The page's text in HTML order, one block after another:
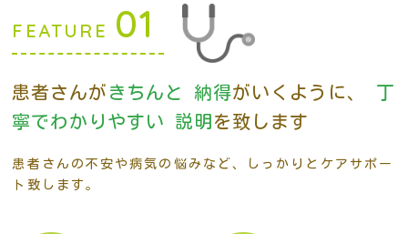
FEATURE 01
患者さんが きちんと 納得がいくように、
丁
寧でわかりやすい
説明 を致します
患者さんの不安や病気の悩みなど、しっかりとケアサポー
ト致します。